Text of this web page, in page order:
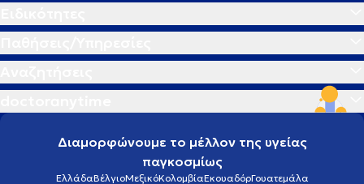
Διαμορφώνουμε το μέλλον της υγείας
παγκοσμίως
ΕλλάδαΒέλγιοΜεξικόΚολομβίαΕκουαδόρΓουατεμάλα